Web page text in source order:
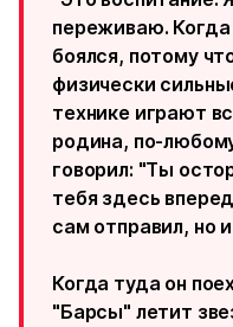
переживаю. Когда
боялся, потому
физически
технике играют
родина, по-
говорил: "Ты
тебя здесь
сам отправил, но
Когда туда он
"Барсы" летит